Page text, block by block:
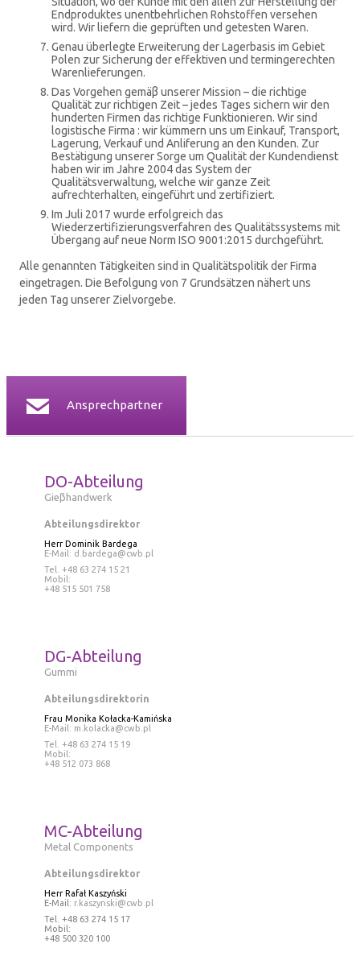
Endproduktes unentbehrlichen Rohstoffen versehen
wird. Wir liefern die geprüften und getesten Waren.
Genau überlegte Erweiterung der Lagerbasis im Gebiet
Polen zur Sicherung der effektiven und termingerechten
Warenlieferungen.
Das Vorgehen gemäβ unserer Mission – die richtige
Qualität zur richtigen Zeit – jedes Tages sichern wir den
hunderten Firmen das richtige Funktionieren. Wir sind
logistische Firma : wir kümmern uns um Einkauf, Transport,
Lagerung, Verkauf und Anliferung an den Kunden. Zur
Bestätigung unserer Sorge um Qualität der Kundendienst
haben wir im Jahre 2004 das System der
Qualitätsverwaltung, welche wir ganze Zeit
aufrechterhalten, eingeführt und zertifiziert.
Im Juli 2017 wurde erfolgreich das
Wiederzertifizierungsverfahren des Qualitätssystems mit
Übergang auf neue Norm ISO 9001:2015 durchgeführt.
Alle genannten Tätigkeiten sind in Qualitätspolitik der Firma
eingetragen. Die Befolgung von 7 Grundsätzen nähert uns
jeden Tag unserer Zielvorgebe.
Ansprechpartner
DO-Abteilung
Gieβhandwerk
Abteilungsdirektor
Herr Dominik Bardega
E-Mail: d.bardega@cwb.pl
Tel. +48 63 274 15 21
Mobil:
+48 515 501 758
DG-Abteilung
Gummi
Abteilungsdirektorin
Frau Monika Kołacka-Kamińska
E-Mail: m.kolacka@cwb.pl
Tel . +48 63 274 15 19
Mobil:
+48 512 073 868
MC-Abteilung
Metal Components
Abteilungsdirektor
Herr Rafał Kaszyński
E-Mail: r.kaszynski@cwb.pl
Tel . +48 63 274 15 17
Mobil:
+48 500 320 100